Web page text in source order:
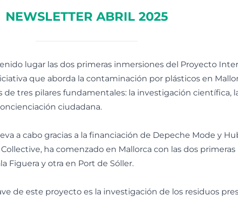
NEWSLETTER ABRIL 2025
lugar las dos primeras inmersiones del Proyecto
que aborda la contaminación por plásticos en
de tres pilares fundamentales: la investigación científica,
ciudadana.
a cabo gracias a la financiación de Depeche Mode y
ha comenzado en Mallorca con las dos primeras
Figuera y otra en Port de Sóller.
de este proyecto es la investigación de los residuos